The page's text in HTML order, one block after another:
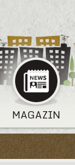
MAGAZIN